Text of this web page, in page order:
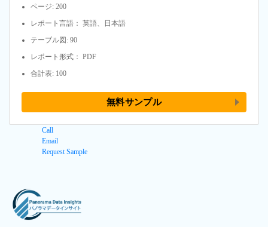
ページ: 200
レポート言語： 英語、日本語
テーブル図: 90
レポート形式： PDF
合計表: 100
無料サンプル
Call
Email
Request Sample